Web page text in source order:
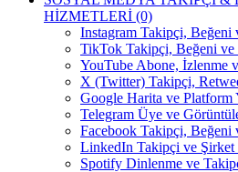
HİZMETLERİ (0)
Instagram Takipçi,
TikTok Takipçi, Beğeni
YouTube Abone, İzlenme
X (Twitter) Takipçi,
Google Harita ve
Telegram Üye ve
Facebook Takipçi, Beğeni
LinkedIn Takipçi ve
Spotify Dinlenme ve